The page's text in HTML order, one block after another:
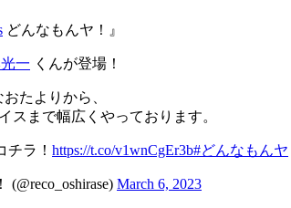
どんなもんヤ！』
一 くんが登場！
たよりから、
スまで幅広くやっております。
チラ！ https://t.co/v1wnCgEr3b#どんなもんヤ
March 6, 2023